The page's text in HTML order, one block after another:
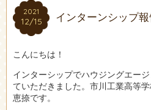
2021
12/15
2021
12/15 インターンシップ報
こんにちは！
インターシップでハウジングエー
ていただきました。市川工業高等
恵捺です。